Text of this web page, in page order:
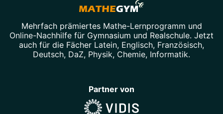
Mehrfach prämiertes Mathe-Lernprogramm und
Online-Nachhilfe für Gymnasium und Realschule. Jetzt
auch für die Fächer Latein, Englisch, Französisch,
Deutsch, DaZ, Physik, Chemie, Informatik.
Partner von